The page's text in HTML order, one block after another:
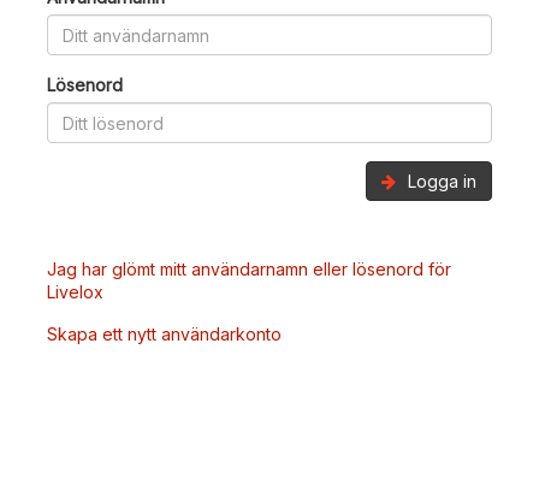
Lösenord
Logga in
Jag har glömt mitt användarnamn eller lösenord för
Livelox
Skapa ett nytt användarkonto